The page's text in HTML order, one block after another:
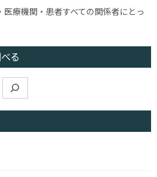
療機関・患者すべての関係者にとっ
る